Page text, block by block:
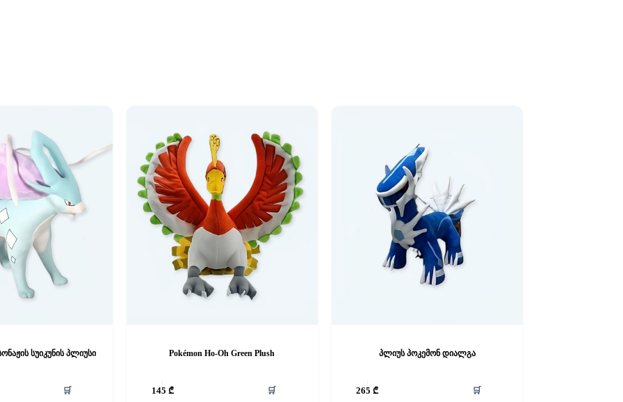
სუიკუნის პლიუსი
🛒
Pokémon Ho-Oh Green Plush
145 ₾ 🛒
პლიუს პოკემონ დიალგა
265₾ 🛒